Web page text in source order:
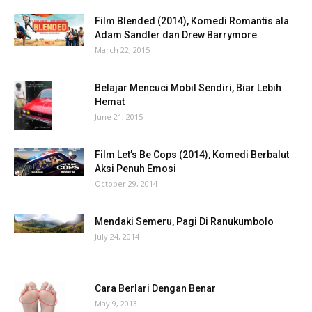
Film Blended (2014), Komedi Romantis ala
Adam Sandler dan Drew Barrymore
March 22, 2015
Belajar Mencuci Mobil Sendiri, Biar Lebih
Hemat
June 21, 2015
Film Let’s Be Cops (2014), Komedi Berbalut
Aksi Penuh Emosi
October 29, 2014
Mendaki Semeru, Pagi Di Ranukumbolo
July 24, 2014
Cara Berlari Dengan Benar
May 9, 2013